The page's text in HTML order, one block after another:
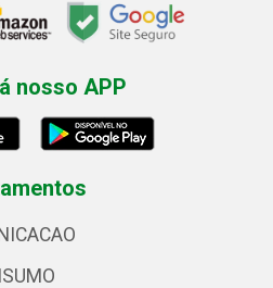
nosso APP